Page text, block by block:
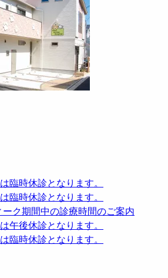
臨時休診となります。
臨時休診となります。
ク期間中の診療時間のご案内
午後休診となります。
臨時休診となります。